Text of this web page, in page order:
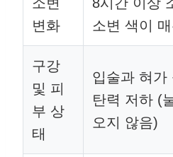
변화
소변 색이
구강
및 피
부 상
태
입술과 혀가
탄력 저하 (
오지 않음)